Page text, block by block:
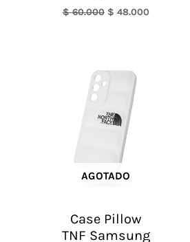
$60.000 $ 48.000
AGOTADO
Case Pillow
TNF Samsung